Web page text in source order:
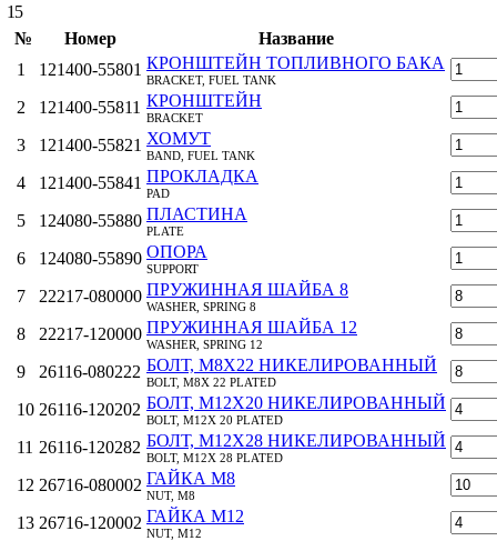
15
№
Номер
Название
1
121400-55801 КРОНШТЕЙН ТОПЛИВНОГО БАКА
BRACKET, FUEL TANK
2 121400-55811 КРОНШТЕЙН
BRACKET
3 121400-55821 ХОМУТ
BAND, FUEL TANK
4 121400-55841 ПРОКЛАДКА
PAD
5 124080-55880 ПЛАСТИНА
PLATE
6 124080-55890 ОПОРА
SUPPORT
7 22217-080000 ПРУЖИННАЯ ШАЙБА 8
WASHER, SPRING 8
8 22217-120000 ПРУЖИННАЯ ШАЙБА 12
WASHER, SPRING 12
9 26116-080222 БОЛТ, M8Х22 НИКЕЛИРОВАННЫЙ
BOLT, M8X 22 PLATED
10 26116-120202 БОЛТ, M12Х20 НИКЕЛИРОВАННЫЙ
BOLT, M12X 20 PLATED
11 26116-120282 БОЛТ, M12Х28 НИКЕЛИРОВАННЫЙ
BOLT, M12X 28 PLATED
12 26716-080002 ГАЙКА M8
NUT, M8
13 26716-120002 ГАЙКА M12
NUT, M12